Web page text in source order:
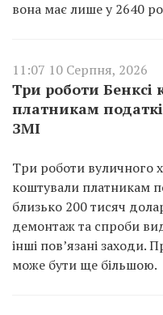
вона має лише у 2640
11:07 10 Серпня, 2026
Три роботи
платникам
ЗМІ
Три роботи вуличного
коштували платникам
близько 200 тисяч
демонтаж та спроби
інші пов’язані заходи.
може бути ще більшою.